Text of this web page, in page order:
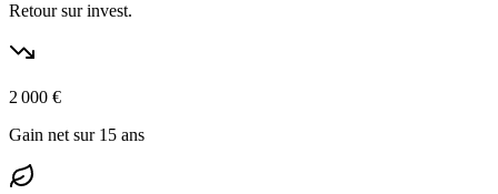
Retour sur invest.
2 000 €
Gain net sur 15 ans